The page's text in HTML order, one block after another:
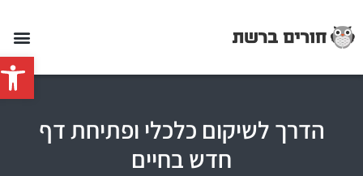
פתח
הדרך לשיקום כלכלי ופתיחת דף
חדש בחיים